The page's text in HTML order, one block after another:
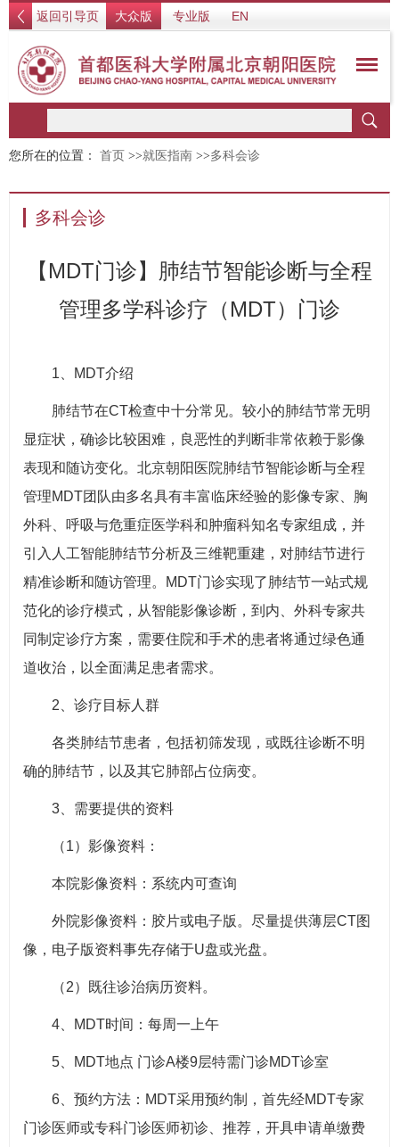
返回引导页 大众版 专业版 EN
您所在的位置： 首页 >>就医指南 >>多科会诊
多科会诊
【MDT门诊】肺结节智能诊断与全程
管理多学科诊疗（MDT）门诊
1、MDT介绍
肺结节在CT检查中十分常见。较小的肺结节常无明
显症状，确诊比较困难，良恶性的判断非常依赖于影像
表现和随访变化。北京朝阳医院肺结节智能诊断与全程
管理MDT团队由多名具有丰富临床经验的影像专家、胸
外科、呼吸与危重症医学科和肿瘤科知名专家组成，并
引入人工智能肺结节分析及三维靶重建，对肺结节进行
精准诊断和随访管理。MDT门诊实现了肺结节一站式规
范化的诊疗模式，从智能影像诊断，到内、外科专家共
同制定诊疗方案，需要住院和手术的患者将通过绿色通
道收治，以全面满足患者需求。
2、诊疗目标人群
各类肺结节患者，包括初筛发现，或既往诊断不明
确的肺结节，以及其它肺部占位病变。
3、需要提供的资料
（1）影像资料：
本院影像资料：系统内可查询
外院影像资料：胶片或电子版。尽量提供薄层CT图
像，电子版资料事先存储于U盘或光盘。
（2）既往诊治病历资料。
4、MDT时间：每周一上午
5、MDT地点 门诊A楼9层特需门诊MDT诊室
6、预约方法：MDT采用预约制，首先经MDT专家
门诊医师或专科门诊医师初诊、推荐，开具申请单缴费